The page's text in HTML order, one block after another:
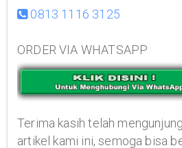
0813 1116 3125
ORDER VIA WHATSAPP
Terima kasih telah
artikel kami ini, semoga bisa